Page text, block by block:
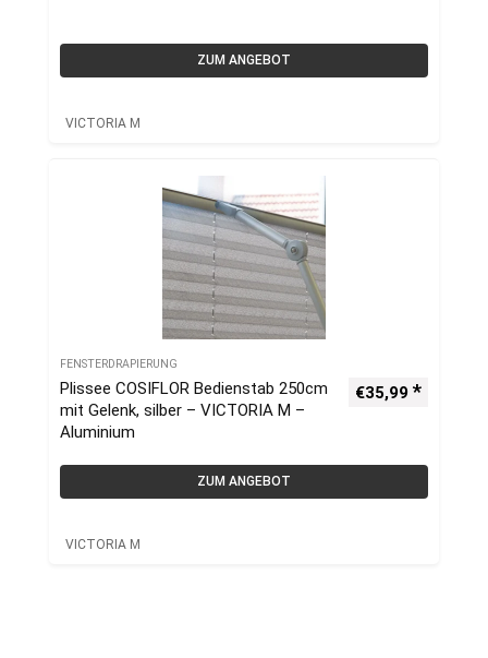
ZUM ANGEBOT
VICTORIA M
FENSTERDRAPIERUNG
Plissee COSIFLOR Bedienstab 250cm
mit Gelenk, silber – VICTORIA M –
Aluminium
€35,99
ZUM ANGEBOT
VICTORIA M